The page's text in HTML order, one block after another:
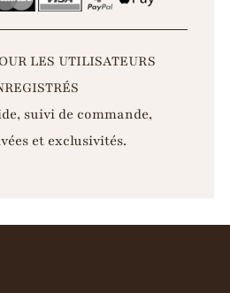
LES UTILISATEURS
suivi de commande,
et exclusivités.